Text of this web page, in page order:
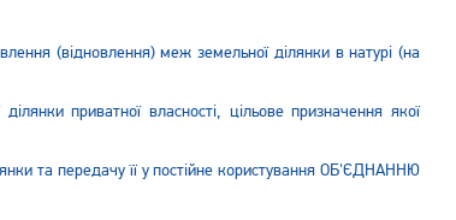
(відновлення) меж земельної ділянки в натурі (на
приватної власності, цільове призначення якої
та передачу її у постійне користування ОБ'ЄДНАННЮ